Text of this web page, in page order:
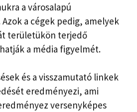
a városalapú
a cégek pedig, amelyek
területükön terjedő
a média figyelmét.
és a visszamutató linkek
eredményezi, ami
versenyképes